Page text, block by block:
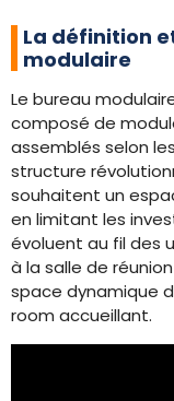
La définition
modulaire
Le bureau
composé de
assemblés selon
structure
souhaitent un
en limitant les
évoluent au fil des
à la salle de
space dynamique
room accueillant.